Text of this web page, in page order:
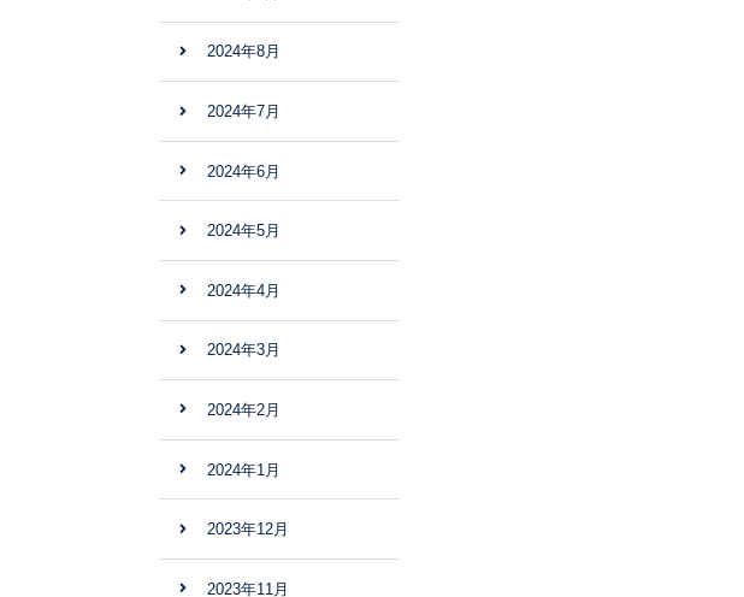
2024年8月
2024年7月
2024年6月
2024年5月
2024年4月
2024年3月
2024年2月
2024年1月
2023年12月
2023年11月